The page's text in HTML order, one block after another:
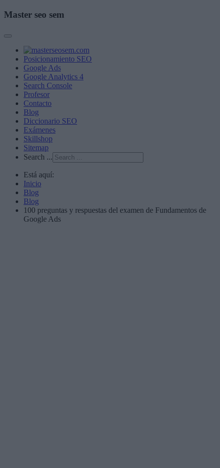
Master seo sem
Posicionamiento SEO
Google Ads
Google Analytics 4
Search Console
Profesor
Contacto
Blog
Diccionario SEO
Exámenes
Skillshop
Sitemap
Search ...
Está aquí:
Inicio
Blog
Blog
100 preguntas y respuestas del examen de Fundamentos de
Google Ads